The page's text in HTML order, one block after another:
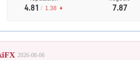
4.81 / 1.38 7.87
¡La
2026-08-06